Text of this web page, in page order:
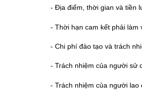
- Địa điểm, thời gian và tiền
- Thời hạn cam kết phải làm
- Chi phí đào tạo và trách
- Trách nhiệm của người sử
- Trách nhiệm của người lao